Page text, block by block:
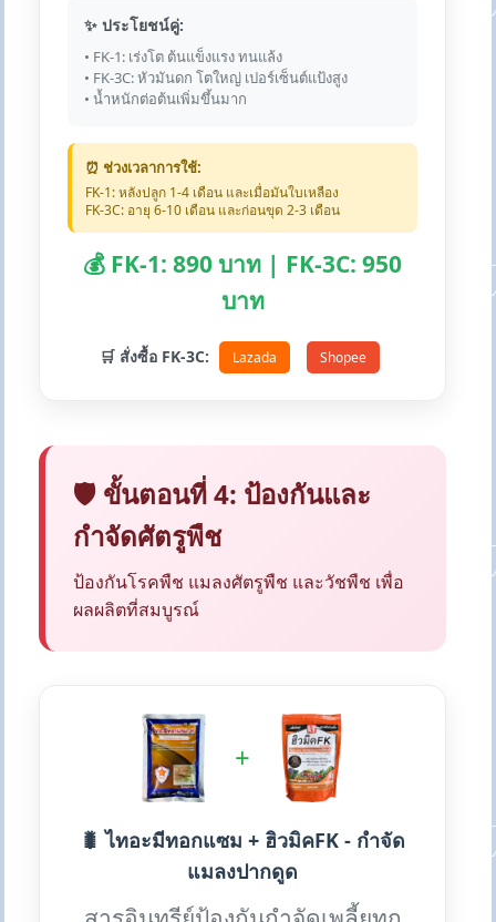
✨ ประโยชน์คู่:
• FK-1: เร่งโต ต้นแข็งแรง ทนแล้ง
• FK-3C: หัวมันดก โตใหญ่ เปอร์เซ็นต์แป้งสูง
• น้ำหนักต่อต้นเพิ่มขึ้นมาก
⏰ ช่วงเวลาการใช้:
FK-1: หลังปลูก 1-4 เดือน และเมื่อมันใบเหลือง
FK-3C: อายุ 6-10 เดือน และก่อนขุด 2-3 เดือน
💰 FK-1: 890 บาท | FK-3C: 950
บาท
🛒 สั่งซื้อ FK-3C: Lazada Shopee
🛡️ ขั้นตอนที่ 4: ป้องกันและ
กำจัดศัตรูพืช
ป้องกันโรคพืช แมลงศัตรูพืช และวัชพืช เพื่อ
ผลผลิตที่สมบูรณ์
+
🐛 ไทอะมีทอกแซม + ฮิวมิคFK - กำจัด
แมลงปากดูด